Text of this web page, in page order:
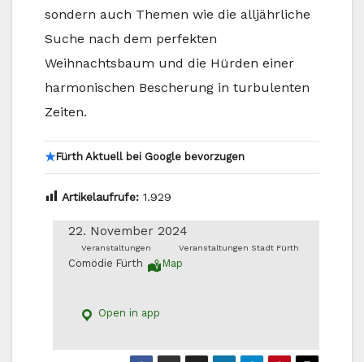
sondern auch Themen wie die alljährliche
Suche nach dem perfekten
Weihnachtsbaum und die Hürden einer
harmonischen Bescherung in turbulenten
Zeiten.
★Fürth Aktuell bei Google bevorzugen
Artikelaufrufe: 1.929
22. November 2024
Veranstaltungen Veranstaltungen Stadt Fürth
Comödie Fürth Map
Open in app